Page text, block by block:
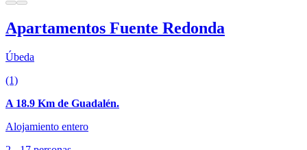
Apartamentos Fuente Redonda
Úbeda
(1)
A 18.9 Km de Guadalén.
Alojamiento entero